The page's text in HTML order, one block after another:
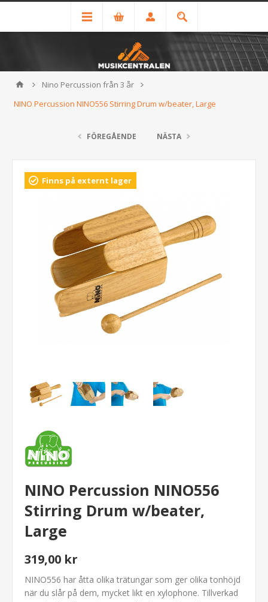
Nino Percussion från 3 år
NINO Percussion NINO556 Stirring Drum w/beater, Large
FÖREGÅENDE NÄSTA
Finns på externt lager
NINO Percussion NINO556
Stirring Drum w/beater,
Large
319,00 kr
NINO556 har åtta olika trätungar som ger olika tonhöjd
när du slår på dem, mycket likt en xylophone. Tillverkad